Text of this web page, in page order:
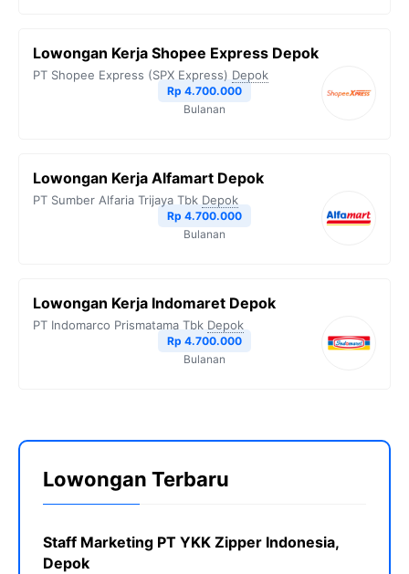
Lowongan Kerja Shopee Express Depok
PT Shopee Express (SPX Express) Depok
Rp 4.700.000
Bulanan
Lowongan Kerja Alfamart Depok
PT Sumber Alfaria Trijaya Tbk Depok
Rp 4.700.000
Bulanan
Lowongan Kerja Indomaret Depok
PT Indomarco Prismatama Tbk Depok
Rp 4.700.000
Bulanan
Lowongan Terbaru
Staff Marketing PT YKK Zipper Indonesia,
Depok